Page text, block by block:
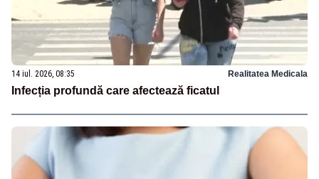
14 iul. 2026, 08:35 Realitatea Medicala
Infecția profundă care afectează ficatul